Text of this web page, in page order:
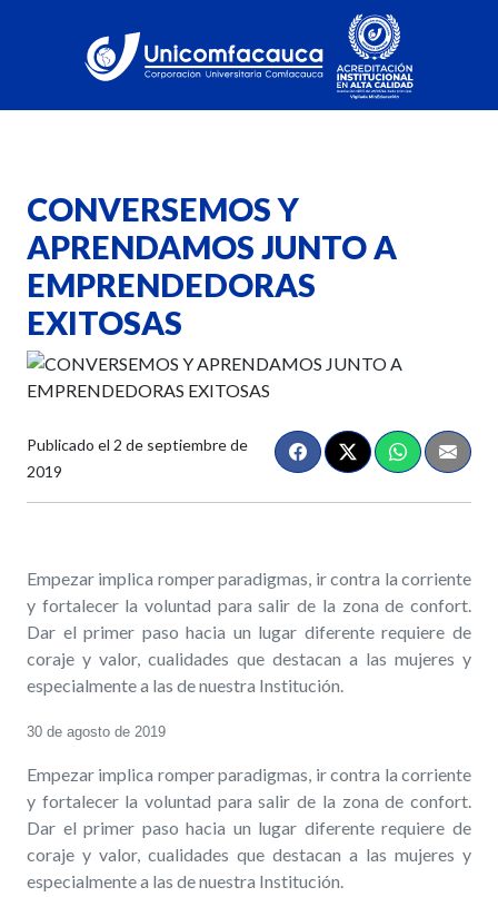
CONVERSEMOS Y
APRENDAMOS JUNTO A
EMPRENDEDORAS
EXITOSAS
Publicado el 2 de septiembre de
2019
Empezar implica romper paradigmas, ir contra la corriente
y fortalecer la voluntad para salir de la zona de confort.
Dar el primer paso hacia un lugar diferente requiere de
coraje y valor, cualidades que destacan a las mujeres y
especialmente a las de nuestra Institución.
30 de agosto de 2019
Empezar implica romper paradigmas, ir contra la corriente
y fortalecer la voluntad para salir de la zona de confort.
Dar el primer paso hacia un lugar diferente requiere de
coraje y valor, cualidades que destacan a las mujeres y
especialmente a las de nuestra Institución.